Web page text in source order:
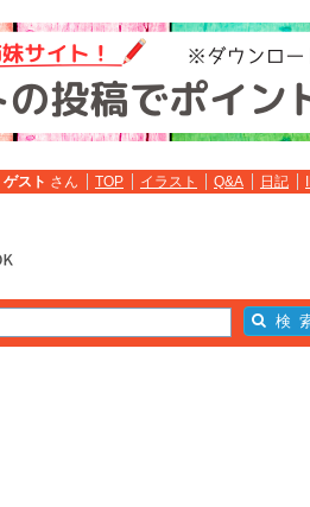
ゲスト さん TOP イラスト Q&A 日記